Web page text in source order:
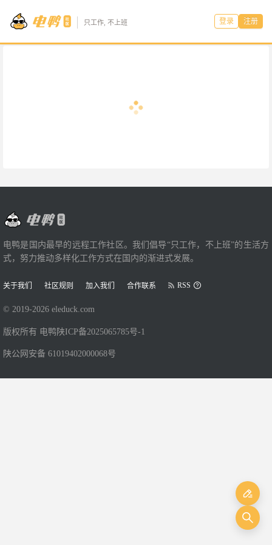
只工作, 不上班 登录 注册
电鸭是国内最早的远程工作社区。我们倡导“只工作，不上班”的生活方
式，努力推动多样化工作方式在国内的渐进式发展。
关于我们 社区规则 加入我们 合作联系 RSS
© 2019-2026 eleduck.com
版权所有 电鸭 陕ICP备2025065785号-1
陕公网安备 61019402000068号